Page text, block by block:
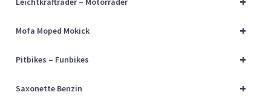
+
Mofa Moped Mokick
+
Pitbikes – Funbikes
+
Saxonette Benzin